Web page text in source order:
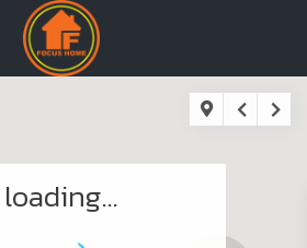
loading...